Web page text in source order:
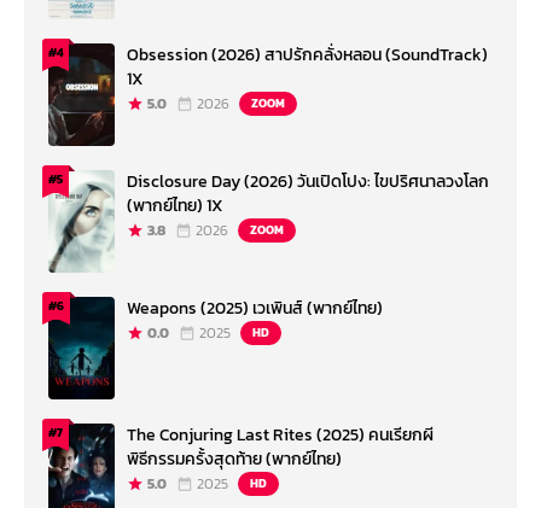
#4
Obsession (2026) สาปรักคลั่งหลอน (SoundTrack)
1X
5.0 2026 ZOOM
#5
Disclosure Day (2026) วันเปิดโปง: ไขปริศนาลวงโลก
(พากย์ไทย) 1X
3.8 2026 ZOOM
#6 Weapons (2025) เวเพินส์ (พากย์ไทย)
0.0 2025 HD
#7
The Conjuring Last Rites (2025) คนเรียกผี
พิธีกรรมครั้งสุดท้าย (พากย์ไทย)
5.0 2025 HD